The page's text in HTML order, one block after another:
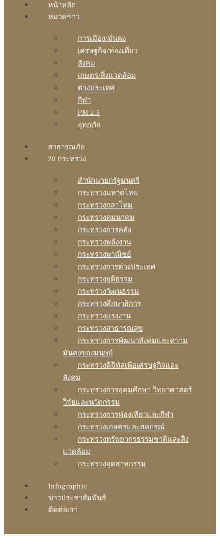
หน้าหลัก
หมวดข่าว
การเมือง/มั่นคง
เศรษฐกิจ/ท่องเที่ยว
สังคม
เกษตร/สิ่งแวดล้อม
ต่างประเทศ
กีฬา
PM 2.5
อุทกภัย
สาธารณภัย
20 กระทรวง
สํานักนายกรัฐมนตรี
กระทรวงมหาดไทย
กระทรวงกลาโหม
กระทรวงคมนาคม
กระทรวงการคลัง
กระทรวงพลังงาน
กระทรวงพาณิชย์
กระทรวงการต่างประเทศ
กระทรวงยุติธรรม
กระทรวงวัฒนธรรม
กระทรวงศึกษาธิการ
กระทรวงแรงงาน
กระทรวงสาธารณสุข
กระทรวงการพัฒนาสังคมและความ
มันคงของมนุษย์
กระทรวงดิจิทัลเพือเศรษฐกิจและ
สังคม
กระทรวงการอุดมศึกษา วิทยาศาสตร์
วิจัยและนวัตกรรม
กระทรวงการท่องเทียวและกีฬา
กระทรวงเกษตรและสหกรณ์
กระทรวงทรัพยากรธรรมชาติและสิง
แวดล้อม
กระทรวงอุตสาหกรรม
Infographic
ข่าวประชาสัมพันธ์
ติดต่อเรา